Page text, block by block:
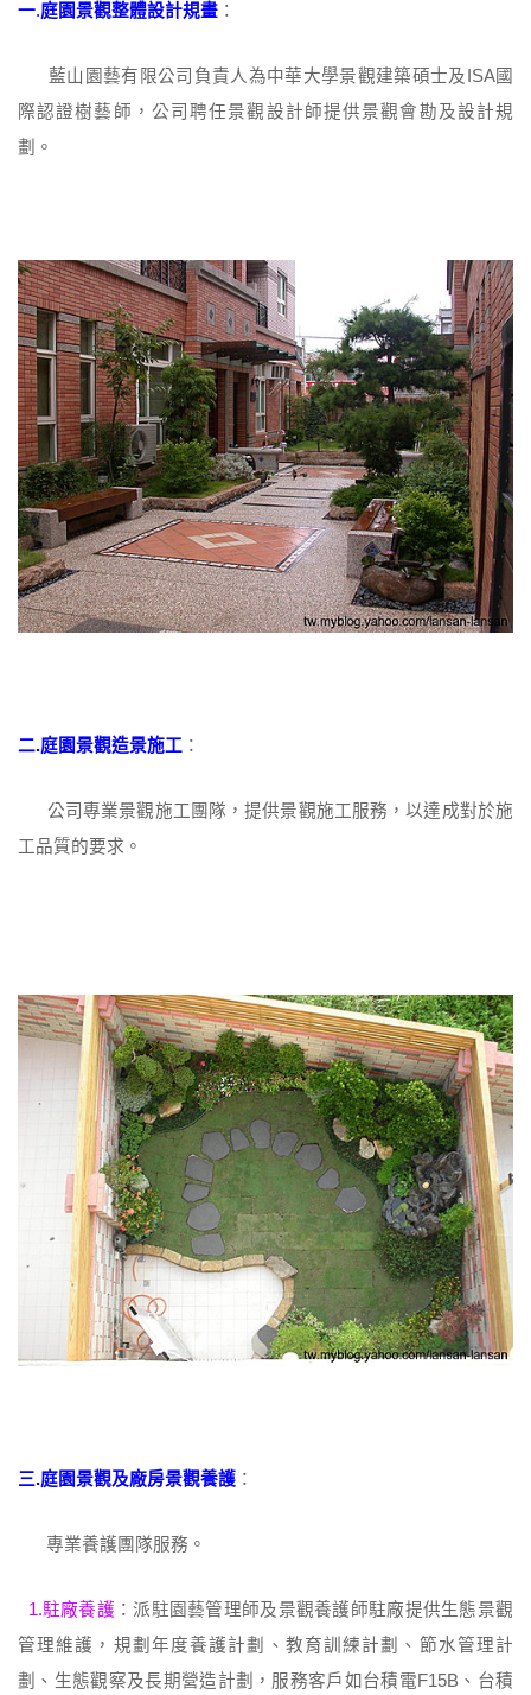
一.庭園景觀整體設計規畫 ：
藍山園藝有限公司負責人為中華大學景觀建築碩士及ISA國
際認證樹藝師，公司聘任景觀設計師提供景觀會勘及設計規
劃。
二.庭園景觀造景施工 ：
公司專業景觀施工團隊，提供景觀施工服務，以達成對於施
工品質的要求。
三.庭園景觀及廠房景觀養護 ：
專業養護團隊服務。
1.駐廠養護 ：派駐園藝管理師及景觀養護師駐廠提供生態景觀
管理維護，規劃年度養護計劃、教育訓練計劃、節水管理計
劃、生態觀察及長期營造計劃，服務客戶如台積電F15B、台積